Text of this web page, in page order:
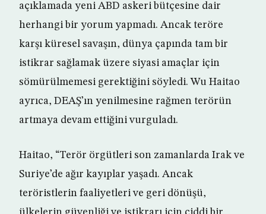
açıklamada yeni ABD askeri bütçesine dair
herhangi bir yorum yapmadı. Ancak teröre
karşı küresel savaşın, dünya çapında tam bir
istikrar sağlamak üzere siyasi amaçlar için
sömürülmemesi gerektiğini söyledi. Wu Haitao
ayrıca, DEAŞ’ın yenilmesine rağmen terörün
artmaya devam ettiğini vurguladı.
Haitao, “Terör örgütleri son zamanlarda Irak ve
Suriye’de ağır kayıplar yaşadı. Ancak
teröristlerin faaliyetleri ve geri dönüşü,